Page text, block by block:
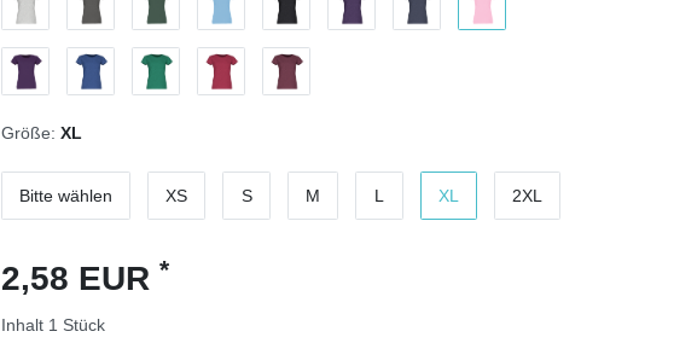
Größe: XL
Bitte wählen XS S M L XL 2XL
2,58 EUR *
Inhalt 1 Stück